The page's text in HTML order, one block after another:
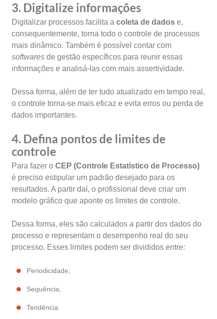
3. Digitalize informações
Digitalizar processos facilita a coleta de dados e,
consequentemente, torna todo o controle de processos
mais dinâmico. Também é possível contar com
softwares de gestão específicos para reunir essas
informações e analisá-las com mais assertividade.
Dessa forma, além de ter tudo atualizado em tempo real,
o controle torna-se mais eficaz e evita erros ou perda de
dados importantes.
4. Defina pontos de limites de
controle
Para fazer o CEP (Controle Estatístico de Processo)
é preciso estipular um padrão desejado para os
resultados. A partir daí, o profissional deve criar um
modelo gráfico que aponte os limites de controle.
Dessa forma, eles são calculados a partir dos dados do
processo e representam o desempenho real do seu
processo. Esses limites podem ser divididos entre:
Periodicidade;
Sequência;
Tendência.